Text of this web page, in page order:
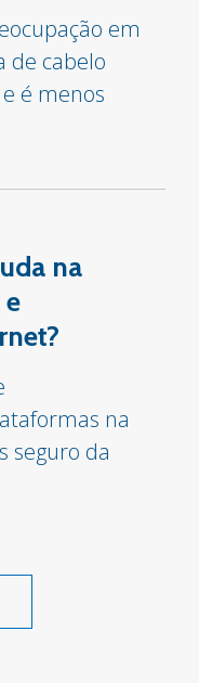
em
de cabelo
é menos
na
na
seguro da